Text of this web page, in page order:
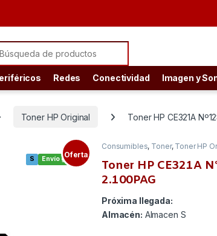
for:
Redes Conectividad Imagen y
Toner HP Original Toner HP CE321A
Envío gratis
S Oferta
Consumibles, Toner, Toner HP
Toner HP CE321A
2.100PAG
Próxima llegada:
Almacén: Almacen S